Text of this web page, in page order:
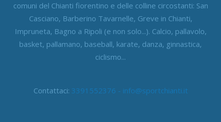
comuni del Chianti fiorentino e delle colline circostanti: San
Casciano, Barberino Tavarnelle, Greve in Chianti,
Impruneta, Bagno a Ripoli (e non solo...). Calcio, pallavolo,
basket, pallamano, baseball, karate, danza, ginnastica,
ciclismo...
Contattaci: 3391552376 - info@sportchianti.it